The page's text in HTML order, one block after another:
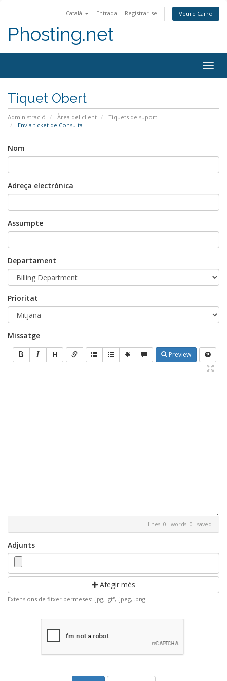
Català Entrada Registrar-se Veure Carro
Phosting.net
Tiquet Obert
Administració Àrea del client
Tiquets de suport
Envia ticket de Consulta
Nom
Adreça electrònica
Assumpte
Departament
Prioritat
Missatge
Preview
lines: 0 words: 0 saved
Adjunts
Afegir més
Extensions de fitxer permeses: .jpg, .gif, .jpeg, .png